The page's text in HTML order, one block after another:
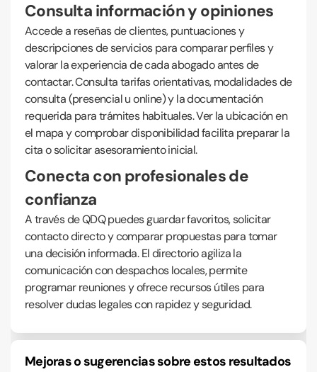
Consulta información y opiniones
Accede a reseñas de clientes, puntuaciones y
descripciones de servicios para comparar perfiles y
valorar la experiencia de cada abogado antes de
contactar. Consulta tarifas orientativas, modalidades de
consulta (presencial u online) y la documentación
requerida para trámites habituales. Ver la ubicación en
el mapa y comprobar disponibilidad facilita preparar la
cita o solicitar asesoramiento inicial.
Conecta con profesionales de
confianza
A través de QDQ puedes guardar favoritos, solicitar
contacto directo y comparar propuestas para tomar
una decisión informada. El directorio agiliza la
comunicación con despachos locales, permite
programar reuniones y ofrece recursos útiles para
resolver dudas legales con rapidez y seguridad.
Mejoras o sugerencias sobre estos resultados